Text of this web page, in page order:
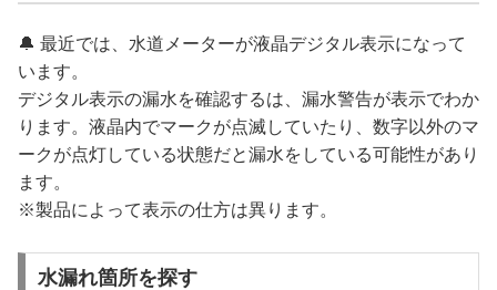
🔔 最近では、水道メーターが液晶デジタル表示になって
います。
デジタル表示の漏水を確認するは、漏水警告が表示でわか
ります。液晶内でマークが点滅していたり、数字以外のマ
ークが点灯している状態だと漏水をしている可能性があり
ます。
※製品によって表示の仕方は異ります。
水漏れ箇所を探す